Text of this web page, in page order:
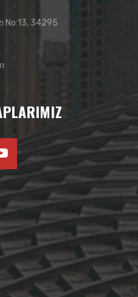
No:13, 34295